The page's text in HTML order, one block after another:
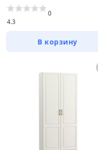
4.3
0
В корзину